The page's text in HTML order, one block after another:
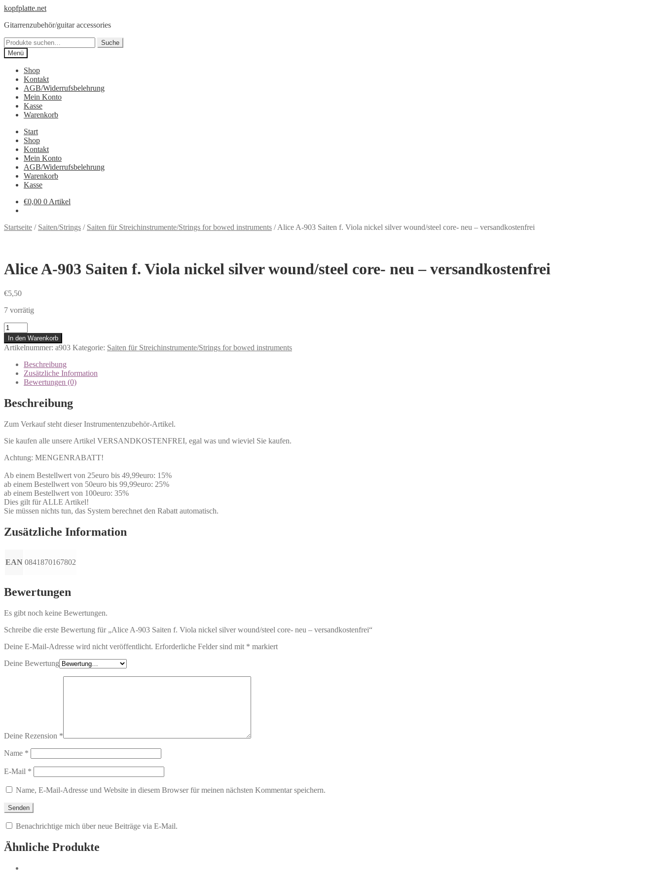
Zur
springen
Springe
Inhalt
kopfplatte.net
Gitarrenzubehör/guitar accessories
Suche
nach:
Suche
Menü
Shop
Kontakt
AGB/Widerrufsbelehrung
Mein Konto
Kasse
Warenkorb
Start
Shop
Kontakt
Mein Konto
AGB/Widerrufsbelehrung
Warenkorb
Kasse
€0,00 0 Artikel
Startseite / Saiten/Strings / Saiten für Streichinstrumente/Strings for bowed instruments /Alice A-903 Saiten f. Viola nickel silver wound/steel core- neu – versandkostenfrei
Alice A-903 Saiten f. Viola nickel silver wound/steel core- neu – versandkostenfrei
€5,50
7 vorrätig
Anzahl
In den Warenkorb
Artikelnummer: a903 Kategorie: Saiten für Streichinstrumente/Strings for bowed instruments
Beschreibung
Zusätzliche Information
Bewertungen (0)
Beschreibung
Zum Verkauf steht dieser Instrumentenzubehör-Artikel.
Sie kaufen alle unsere Artikel VERSANDKOSTENFREI, egal was und wieviel Sie kaufen.
Achtung: MENGENRABATT!
Ab einem Bestellwert von 25euro bis 49,99euro: 15%
ab einem Bestellwert von 50euro bis 99,99euro: 25%
ab einem Bestellwert von 100euro: 35%
Dies gilt für ALLE Artikel!
Sie müssen nichts tun, das System berechnet den Rabatt automatisch.
Zusätzliche Information
EAN 0841870167802
Bewertungen
Es gibt noch keine Bewertungen.
Schreibe die erste Bewertung für „Alice A-903 Saiten f. Viola nickel silver wound/steel core- neu – versandkostenfrei“
Deine E-Mail-Adresse wird nicht veröffentlicht. Erforderliche Felder sind mit * markiert
Deine Bewertung
Deine Rezension *
Name *
E-Mail *
Name, E-Mail-Adresse und Website in diesem Browser für meinen nächsten Kommentar speichern.
Benachrichtige mich über neue Beiträge via E-Mail.
Ähnliche Produkte